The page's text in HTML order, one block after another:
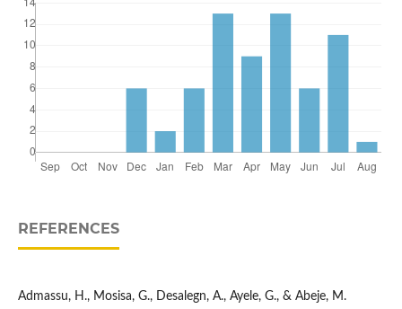
REFERENCES
Admassu, H., Mosisa, G., Desalegn, A., Ayele, G., & Abeje, M.